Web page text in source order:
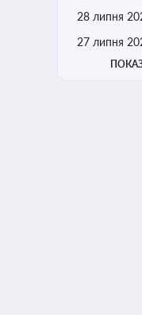
28 липня
27 липня